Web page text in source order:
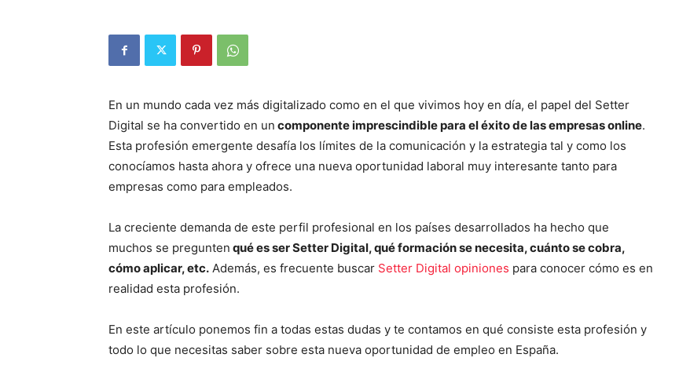
En un mundo cada vez más digitalizado como en el que vivimos hoy en día, el papel del Setter
Digital se ha convertido en un componente imprescindible para el éxito de las empresas online.
Esta profesión emergente desafía los límites de la comunicación y la estrategia tal y como los
conocíamos hasta ahora y ofrece una nueva oportunidad laboral muy interesante tanto para
empresas como para empleados.
La creciente demanda de este perfil profesional en los países desarrollados ha hecho que
muchos se pregunten qué es ser Setter Digital, qué formación se necesita, cuánto se cobra,
cómo aplicar, etc. Además, es frecuente buscar Setter Digital opiniones para conocer cómo es en
realidad esta profesión.
En este artículo ponemos fin a todas estas dudas y te contamos en qué consiste esta profesión y
todo lo que necesitas saber sobre esta nueva oportunidad de empleo en España.